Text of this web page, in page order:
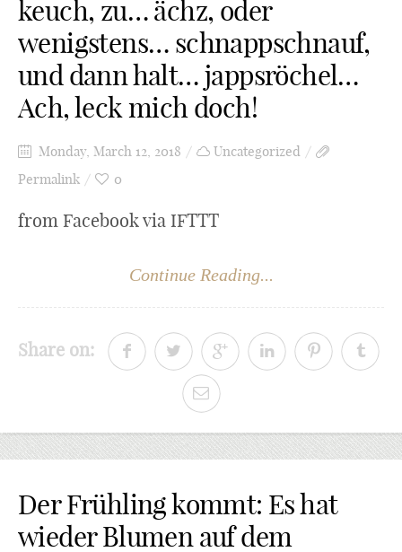
keuch, zu… ächz, oder
wenigstens… schnappschnauf,
und dann halt… jappsröchel…
Ach, leck mich doch!
Monday, March 12, 2018
Uncategorized
Permalink
0
from Facebook via IFTTT
Continue Reading...
Share on:
Der Frühling kommt: Es hat
wieder Blumen auf dem